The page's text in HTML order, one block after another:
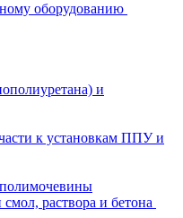
оборудованию
и
к установкам ППУ и
раствора и бетона